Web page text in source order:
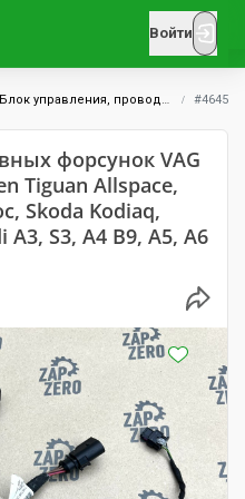
Войти
Блок управления, проводка и датчики #4645
форсунок VAG
Tiguan Allspace,
Skoda Kodiaq,
S3, A4 B9, A5, A6